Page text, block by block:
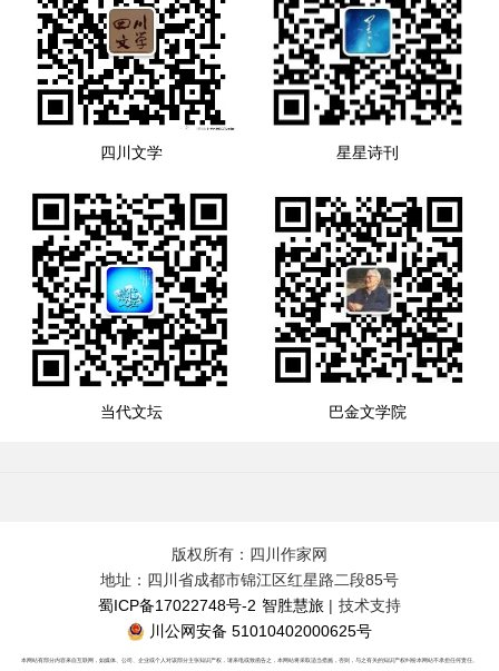
四川文学 星星诗刊
当代文坛 巴金文学院
版权所有：四川作家网
地址：四川省成都市锦江区红星路二段85号
蜀ICP备17022748号-2 智胜慧旅| 技术支持
川公网安备 51010402000625号
本网站有部分内容来自互联网，如媒体、公司、企业或个人对该部分主张知识产权，请来电或致函告之，本网站将采取适当措施，否则，与之有关的知识产权纠纷本网站不承担任何责任。